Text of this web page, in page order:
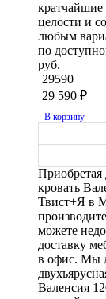
кратчайшие
целости и
любым
по
руб.
29590
29 590 ₽
В корзину
Приобретая
кровать
Твист+Я в
можете
доставку
в офис. Мы
Валенсия